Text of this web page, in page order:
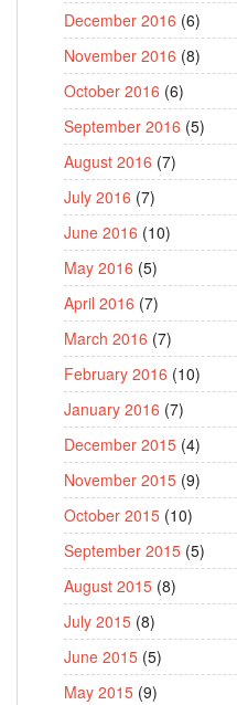
December 2016 (6)
November 2016 (8)
October 2016 (6)
September 2016 (5)
August 2016 (7)
July 2016 (7)
June 2016 (10)
May 2016 (5)
April 2016 (7)
March 2016 (7)
February 2016 (10)
January 2016 (7)
December 2015 (4)
November 2015 (9)
October 2015 (10)
September 2015 (5)
August 2015 (8)
July 2015 (8)
June 2015 (5)
May 2015 (9)